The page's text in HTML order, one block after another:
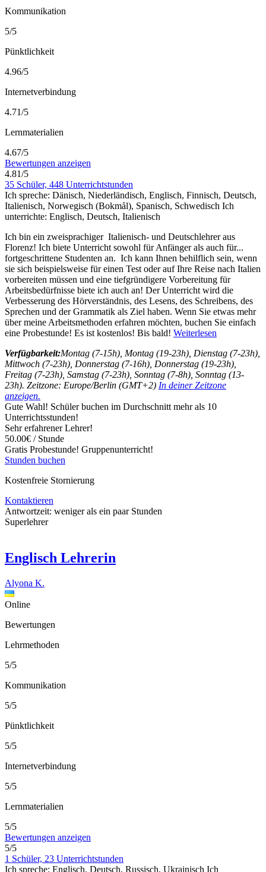
Kommunikation
5/5
Pünktlichkeit
4.96/5
Internetverbindung
4.71/5
Lernmaterialien
4.67/5
Bewertungen anzeigen
4.81/5
35 Schüler, 448 Unterrichtstunden
Ich spreche: Dänisch, Niederländisch, Englisch, Finnisch, Deutsch,
Italienisch, Norwegisch (Bokmål), Spanisch, Schwedisch Ich
unterrichte: Englisch, Deutsch, Italienisch
Ich bin ein zweisprachiger Italienisch- und Deutschlehrer aus
Florenz! Ich biete Unterricht sowohl für Anfänger als auch für...
fortgeschrittene Studenten an. Ich kann Ihnen behilflich sein, wenn
sie sich beispielsweise für einen Test oder auf Ihre Reise nach Italien
vorbereiten müssen und eine tiefgründigere Vorbereitung für
Arbeitsbedürfnisse biete ich auch an! Der Unterricht wird die
Verbesserung des Hörverständnis, des Lesens, des Schreibens, des
Sprechen und der Grammatik als Ziel haben. Wenn Sie etwas mehr
über meine Arbeitsmethoden erfahren möchten, buchen Sie einfach
eine Probestunde! Es ist kostenlos! Bis bald! Weiterlesen
Verfügbarkeit:Montag (7-15h), Montag (19-23h), Dienstag (7-23h),
Mittwoch (7-23h), Donnerstag (7-16h), Donnerstag (19-23h),
Freitag (7-23h), Samstag (7-23h), Sonntag (7-8h), Sonntag (13-
23h). Zeitzone: Europe/Berlin (GMT+2) In deiner Zeitzone
anzeigen.
Gute Wahl! Schüler buchen im Durchschnitt mehr als 10
Unterrichtsstunden!
Sehr erfahrener Lehrer!
50.00€ / Stunde
Gratis Probestunde! Gruppenunterricht!
Stunden buchen
Kostenfreie Stornierung
Kontaktieren
Antwortzeit: weniger als ein paar Stunden
Superlehrer
Englisch Lehrerin
Alyona K.
Online
Bewertungen
Lehrmethoden
5/5
Kommunikation
5/5
Pünktlichkeit
5/5
Internetverbindung
5/5
Lernmaterialien
5/5
Bewertungen anzeigen
5/5
1 Schüler, 23 Unterrichtstunden
Ich spreche: Englisch, Deutsch, Russisch, Ukrainisch Ich